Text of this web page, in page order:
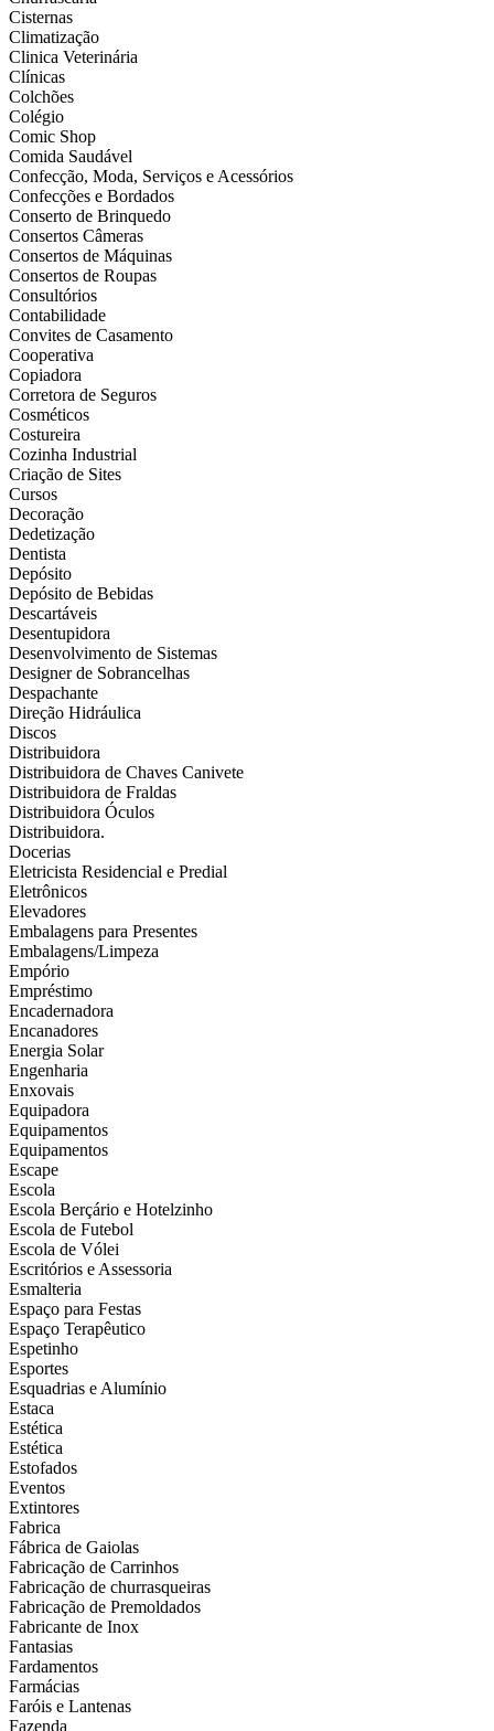
Cisternas
Climatização
Clinica Veterinária
Clínicas
Colchões
Colégio
Comic Shop
Comida Saudável
Confecção, Moda, Serviços e Acessórios
Confecções e Bordados
Conserto de Brinquedo
Consertos Câmeras
Consertos de Máquinas
Consertos de Roupas
Consultórios
Contabilidade
Convites de Casamento
Cooperativa
Copiadora
Corretora de Seguros
Cosméticos
Costureira
Cozinha Industrial
Criação de Sites
Cursos
Decoração
Dedetização
Dentista
Depósito
Depósito de Bebidas
Descartáveis
Desentupidora
Desenvolvimento de Sistemas
Designer de Sobrancelhas
Despachante
Direção Hidráulica
Discos
Distribuidora
Distribuidora de Chaves Canivete
Distribuidora de Fraldas
Distribuidora Óculos
Distribuidora.
Docerias
Eletricista Residencial e Predial
Eletrônicos
Elevadores
Embalagens para Presentes
Embalagens/Limpeza
Empório
Empréstimo
Encadernadora
Encanadores
Energia Solar
Engenharia
Enxovais
Equipadora
Equipamentos
Equipamentos
Escape
Escola
Escola Berçário e Hotelzinho
Escola de Futebol
Escola de Vólei
Escritórios e Assessoria
Esmalteria
Espaço para Festas
Espaço Terapêutico
Espetinho
Esportes
Esquadrias e Alumínio
Estaca
Estética
Estética
Estofados
Eventos
Extintores
Fabrica
Fábrica de Gaiolas
Fabricação de Carrinhos
Fabricação de churrasqueiras
Fabricação de Premoldados
Fabricante de Inox
Fantasias
Fardamentos
Farmácias
Faróis e Lantenas
Fazenda